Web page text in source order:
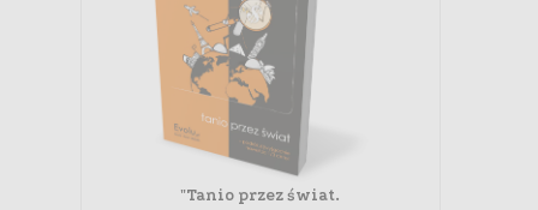
"Tanio przez świat.